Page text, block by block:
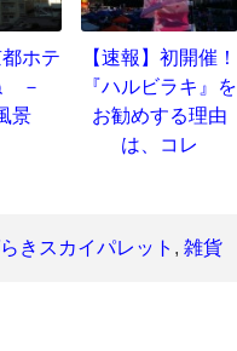
ホテ
－
景
【速報】初開催！
『ハルビラキ』を
お勧めする理由
は、コレ
きスカイパレット ,雑貨